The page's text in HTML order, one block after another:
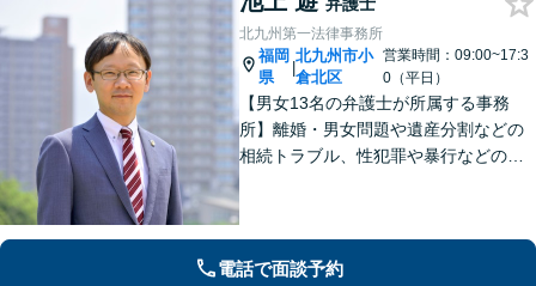
北九州第一法律事務所
福岡
県
|
北九州市小
倉北区
営業時間：09:00~17:3
0（平日）
【男女13名の弁護士が所属する事務
所】離婚・男女問題や遺産分割などの
相続トラブル、性犯罪や暴行などの刑
します【土日祝・当日対応可】
電話で面談予約